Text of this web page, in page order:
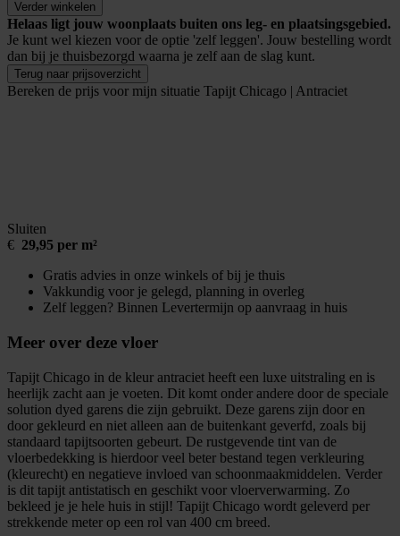
Verder winkelen
Helaas ligt jouw woonplaats buiten ons leg- en plaatsingsgebied.
Je kunt wel kiezen voor de optie 'zelf leggen'. Jouw bestelling wordt
dan bij je thuisbezorgd waarna je zelf aan de slag kunt.
Terug naar prijsoverzicht
Bereken de prijs voor mijn situatie Tapijt Chicago | Antraciet
Sluiten
€ 29,95 per m²
Gratis advies in onze winkels of bij je thuis
Vakkundig voor je gelegd, planning in overleg
Zelf leggen? Binnen Levertermijn op aanvraag in huis
Meer over deze vloer
Tapijt Chicago in de kleur antraciet heeft een luxe uitstraling en is
heerlijk zacht aan je voeten. Dit komt onder andere door de speciale
solution dyed garens die zijn gebruikt. Deze garens zijn door en
door gekleurd en niet alleen aan de buitenkant geverfd, zoals bij
standaard tapijtsoorten gebeurt. De rustgevende tint van de
vloerbedekking is hierdoor veel beter bestand tegen verkleuring
(kleurecht) en negatieve invloed van schoonmaakmiddelen. Verder
is dit tapijt antistatisch en geschikt voor vloerverwarming. Zo
bekleed je je hele huis in stijl! Tapijt Chicago wordt geleverd per
strekkende meter op een rol van 400 cm breed.